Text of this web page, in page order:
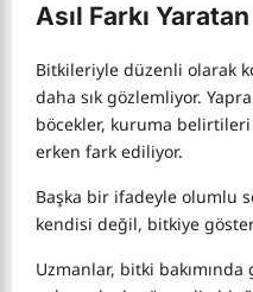
Asıl Farkı
Bitkileriyle düzenli olarak
daha sık gözlemliyor.
böcekler, kuruma belirtileri
erken fark ediliyor.
Başka bir ifadeyle olumlu
kendisi değil, bitkiye
Uzmanlar, bitki